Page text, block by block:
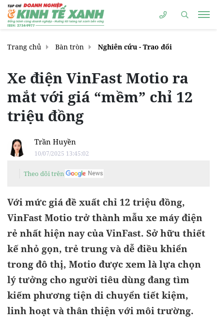
Trang chủ Bàn tròn Nghiên cứu - Trao đổi
Xe điện VinFast Motio ra
mắt với giá “mềm” chỉ 12
triệu đồng
Trần Huyền
10/07/2025 13:45:02
Theo dõi trên
Với mức giá đề xuất chỉ 12 triệu đồng,
VinFast Motio trở thành mẫu xe máy điện
rẻ nhất hiện nay của VinFast. Sở hữu thiết
kế nhỏ gọn, trẻ trung và dễ điều khiển
trong đô thị, Motio được xem là lựa chọn
lý tưởng cho người tiêu dùng đang tìm
kiếm phương tiện di chuyển tiết kiệm,
linh hoạt và thân thiện với môi trường.